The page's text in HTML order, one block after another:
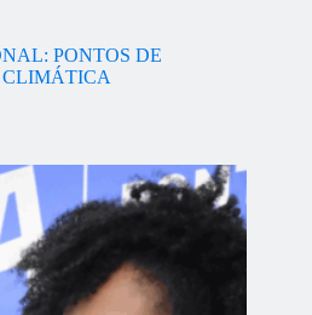
PONTOS DE
CLIMÁTICA